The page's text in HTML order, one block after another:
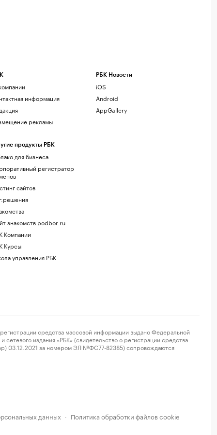
информация
рекламы
продукты РБК
для бизнеса
регистратор
сайтов
знакомств podbor.ru
Компании
Курсы
управления РБК
РБК Новости
iOS
Android
AppGallery
средства массовой информации выдано Федеральной
издания «РБК» (свидетельство о регистрации средства
03.12.2021 за номером ЭЛ №ФС77-82385) сопровождаются
данных · Политика обработки файлов cookie